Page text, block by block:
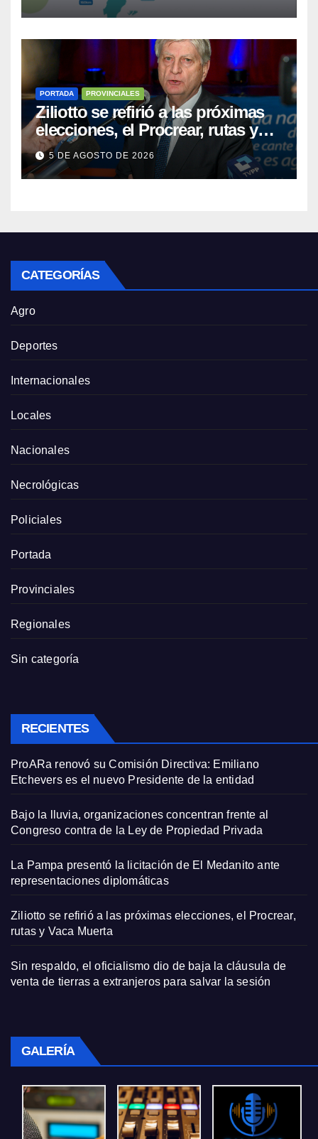
PORTADA PROVINCIALES
Ziliotto se refirió a las próximas
elecciones, el Procrear, rutas y
Vaca Muerta
5 DE AGOSTO DE 2026
CATEGORÍAS
Agro
Deportes
Internacionales
Locales
Nacionales
Necrológicas
Policiales
Portada
Provinciales
Regionales
Sin categoría
RECIENTES
ProARa renovó su Comisión Directiva: Emiliano
Etchevers es el nuevo Presidente de la entidad
Bajo la lluvia, organizaciones concentran frente al
Congreso contra de la Ley de Propiedad Privada
La Pampa presentó la licitación de El Medanito ante
representaciones diplomáticas
Ziliotto se refirió a las próximas elecciones, el Procrear,
rutas y Vaca Muerta
Sin respaldo, el oficialismo dio de baja la cláusula de
venta de tierras a extranjeros para salvar la sesión
GALERÍA